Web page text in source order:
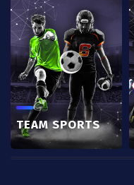
TEAM SPORTS